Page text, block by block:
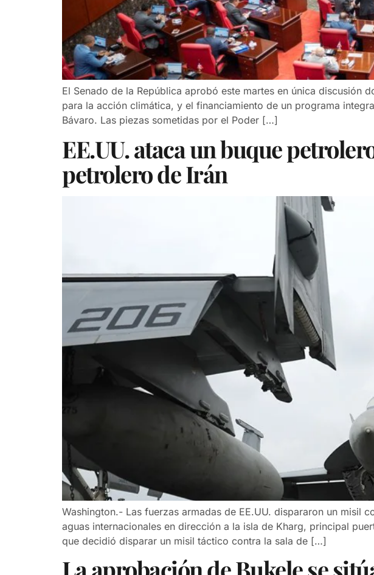
El Senado de la República aprobó este martes en única
para la acción climática, y el financiamiento de un programa
Bávaro. Las piezas sometidas por el Poder […]
EE.UU. ataca un buque
petrolero de Irán
Washington.- Las fuerzas armadas de EE.UU. dispararon un misil
aguas internacionales en dirección a la isla de Kharg, principal
que decidió disparar un misil táctico contra la sala de […]